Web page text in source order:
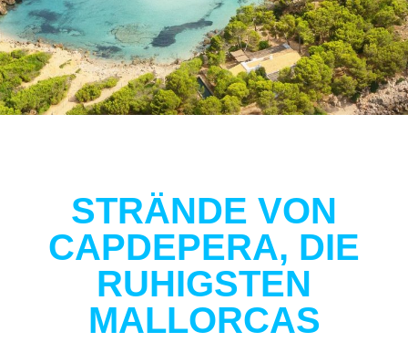
STRÄNDE VON
CAPDEPERA, DIE
RUHIGSTEN
MALLORCAS
Einstellen Ablehnen Alle akzeptieren